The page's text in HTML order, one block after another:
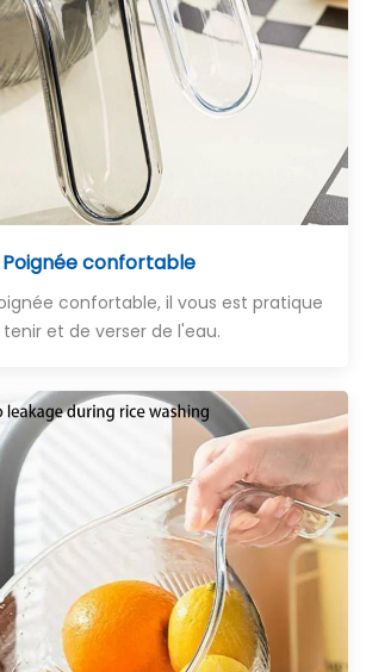
Poignée confortable
confortable, il vous est pratique
et de verser de l'eau.